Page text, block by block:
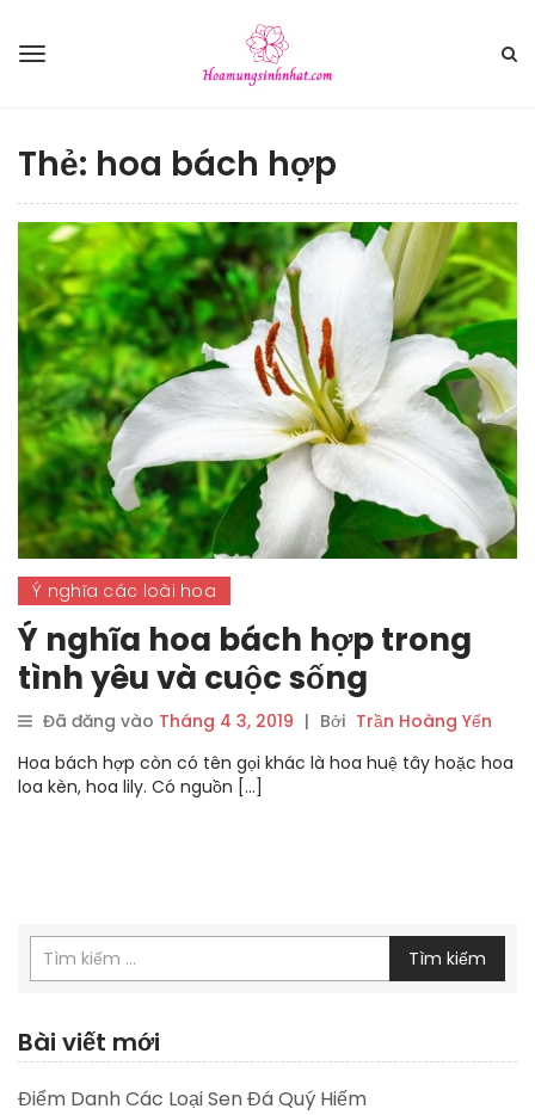
Thẻ: hoa bách hợp
Ý nghĩa các loài hoa
Ý nghĩa hoa bách hợp trong
tình yêu và cuộc sống
Đã đăng vào Tháng 4 3, 2019 | Bởi Trần Hoàng Yến
Hoa bách hợp còn có tên gọi khác là hoa huệ tây hoặc hoa
loa kèn, hoa lily. Có nguồn […]
Tìm kiếm
Bài viết mới
Điểm Danh Các Loại Sen Đá Quý Hiếm